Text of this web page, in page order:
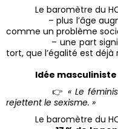
Le baromètre du
– plus l’âge
comme un problème
– une part
tort, que l’égalité est déjà
Idée masculiniste
👉 « Le
rejettent le sexisme. »
Le baromètre du